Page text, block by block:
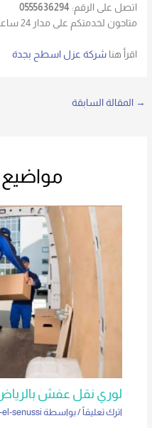
اتصل على الرقم:0555636294
متاحون لخدمتكم على مدار 24 ساعة لنقل الأثاث داخل وخارج الرياض.
اقرأ هناشركة عزل اسطح بجدة
→ المقالة السابقة
لوري نقل عفش
اترك تعليقاً / بواسطة senussi